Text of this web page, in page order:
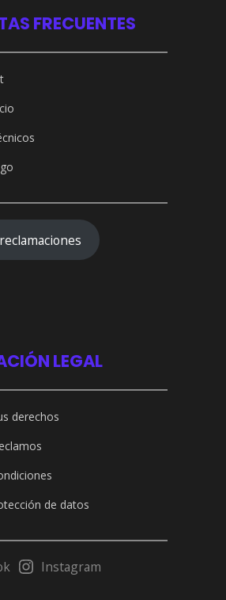
FRECUENTES
LEGAL
derechos
de datos
Instagram